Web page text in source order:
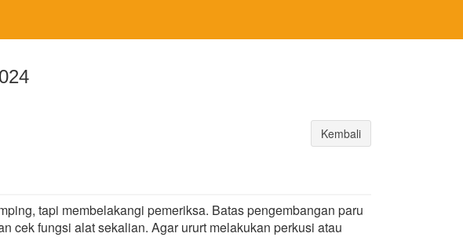
Kembali
tapi membelakangi pemeriksa. Batas pengembangan paru
cek fungsi alat sekalian. Agar ururt melakukan perkusi atau